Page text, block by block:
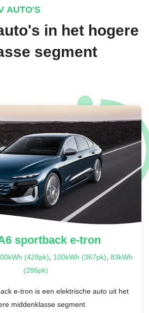
AUTO'S
segment
sportback e-tron
(428pk), 100kWh (367pk), 83kWh
(286pk)
e-tron is een elektrische auto uit het
middenklasse segment